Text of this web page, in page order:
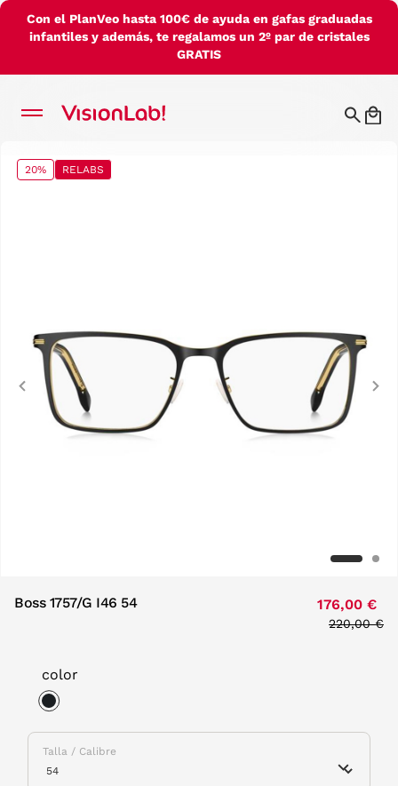
Con el PlanVeo hasta 100€ de ayuda en gafas graduadas
infantiles y además, te regalamos un 2º par de cristales
GRATIS
20% RELABS
Previous
Boss 1757/G I46 54 176,00 €
Price
220,00 €
color
Talla / Calibre